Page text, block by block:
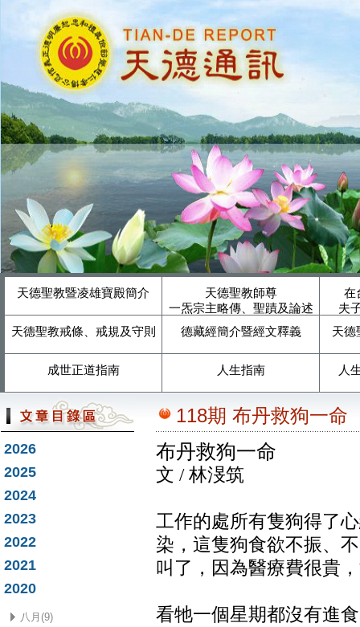
天德聖教暨凌雄寶殿簡介
天德聖教師尊
一炁宗主略傳、聖蹟及論述
在
夫
天德聖教戒條、戒規及守則
德藏經簡介暨經文釋義 天德
成世正道指南 人生指南 人
2026
2025
2024
2023
2022
2021
2020
八月(9)
118期 布丹救狗一命
布丹救狗一命
文 / 林渂筑
工作的處所有隻狗得了
染，這隻狗食欲不振、
叫了，因為醫療費很貴
看牠一個星期都沒有進